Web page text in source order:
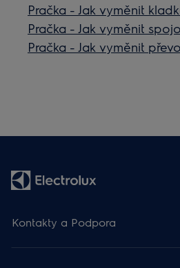
Pračka - Jak vyměnit
Pračka - Jak vyměnit
Pračka - Jak vyměnit
Kontakty a Podpora